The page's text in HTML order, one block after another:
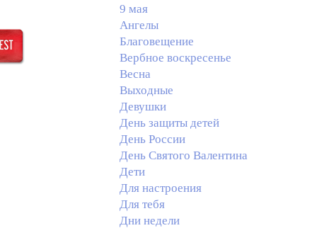
9 мая
Ангелы
Благовещение
Вербное воскресенье
Весна
Выходные
Девушки
День защиты детей
День России
День Святого Валентина
Дети
Для настроения
Для тебя
Дни недели